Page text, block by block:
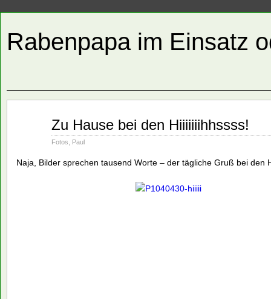
Rabenpapa im Einsatz
Zu Hause bei den Hiiiiiiihhssss!
Fotos Paul
Naja, Bilder sprechen tausend Worte – der tägliche Gruß bei den